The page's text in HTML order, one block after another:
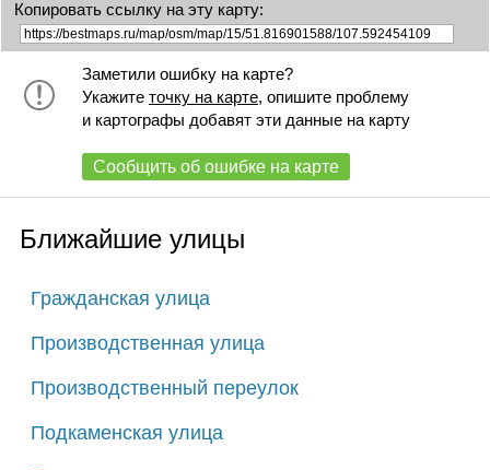
Копировать ссылку на эту карту:
Заметили ошибку на карте?
Укажите точку на карте, опишите проблему
и картографы добавят эти данные на карту
Сообщить об ошибке на карте
Ближайшие улицы
Гражданская улица
Производственная улица
Производственный переулок
Подкаменская улица